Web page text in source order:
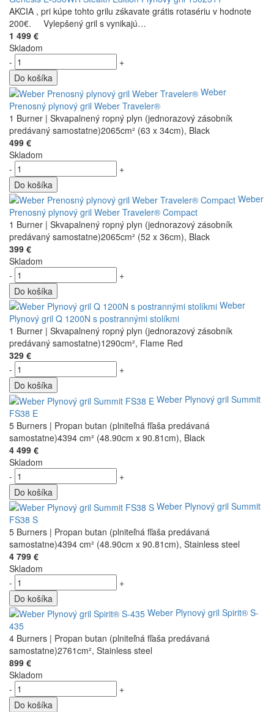
AKCIA , pri kúpe tohto grilu zśkavate grátis rotasériu v hodnote
200€. Vylepšený gril s vynikajú…
1 499 €
Skladom
-
+
Do košíka
Weber
Prenosný plynový gril Weber Traveler®
1 Burner | Skvapalnený ropný plyn (jednorazový zásobník
predávaný samostatne)2065cm² (63 x 34cm), Black
499 €
Skladom
-
+
Do košíka
Weber
Prenosný plynový gril Weber Traveler® Compact
1 Burner | Skvapalnený ropný plyn (jednorazový zásobník
predávaný samostatne)2065cm² (52 x 36cm), Black
399 €
Skladom
-
+
Do košíka
Weber
Plynový gril Q 1200N s postrannými stolíkmi
1 Burner | Skvapalnený ropný plyn (jednorazový zásobník
predávaný samostatne)1290cm², Flame Red
329 €
-
+
Do košíka
Weber Plynový gril Summit
FS38 E
5 Burners | Propan butan (plniteľná fľaša predávaná
samostatne)4394 cm² (48.90cm x 90.81cm), Black
4 499 €
Skladom
-
+
Do košíka
Weber Plynový gril Summit
FS38 S
5 Burners | Propan butan (plniteľná fľaša predávaná
samostatne)4394 cm² (48.90cm x 90.81cm), Stainless steel
4 799 €
Skladom
-
+
Do košíka
Weber Plynový gril Spirit® S-
435
4 Burners | Propan butan (plniteľná fľaša predávaná
samostatne)2761cm², Stainless steel
899 €
Skladom
-
+
Do košíka